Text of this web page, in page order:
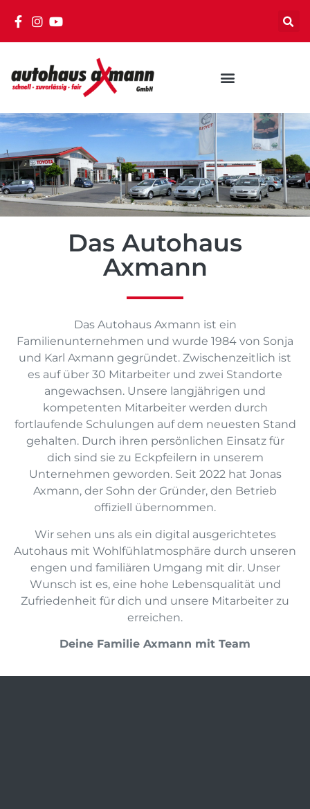
Das Autohaus
Axmann
Das Autohaus Axmann ist ein
Familienunternehmen und wurde 1984 von Sonja
und Karl Axmann gegründet. Zwischenzeitlich ist
es auf über 30 Mitarbeiter und zwei Standorte
angewachsen. Unsere langjährigen und
kompetenten Mitarbeiter werden durch
fortlaufende Schulungen auf dem neuesten Stand
gehalten. Durch ihren persönlichen Einsatz für
dich sind sie zu Eckpfeilern in unserem
Unternehmen geworden. Seit 2022 hat Jonas
Axmann, der Sohn der Gründer, den Betrieb
offiziell übernommen.
Wir sehen uns als ein digital ausgerichtetes
Autohaus mit Wohlfühlatmosphäre durch unseren
engen und familiären Umgang mit dir. Unser
Wunsch ist es, eine hohe Lebensqualität und
Zufriedenheit für dich und unsere Mitarbeiter zu
erreichen.
Deine Familie Axmann mit Team